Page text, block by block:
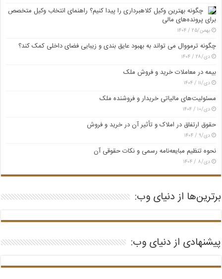
چگونه بهترین وکیل کلاهبرداری را پیدا کنیم؟ راهنمای انتخاب وکیل متخصص
برای پرونده‌های مالی
بهمن/۲۵ / ۱۴۰۴
چگونه ترمووال می تواند به بهبود عایق بندی و زیبایی فضای داخلی کمک کند؟
دی/۲۸ / ۱۴۰۴
بیمه در معاملات خرید و فروش ملک
دی/۱۱ / ۱۴۰۴
مسئولیت‌های مالیاتی خریدار و فروشنده ملک
دی/۱۰ / ۱۴۰۴
حقوق ارتفاق در املاک و تأثیر آن در خرید و فروش
دی/۹ / ۱۴۰۴
نحوه تنظیم مبایعه‌نامه رسمی و نکات حقوقی آن
دی/۸ / ۱۴۰۴
برترین‌ها از دنیای وب:
پیشنهادی از دنیای وب: